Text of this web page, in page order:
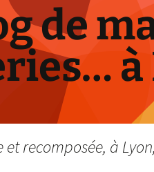
de
à
recomposée, à